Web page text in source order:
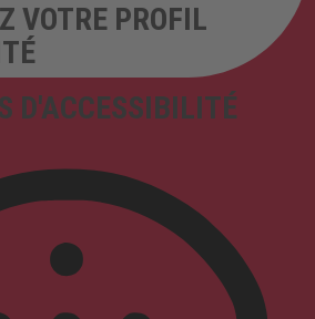
D'ACCESSIBILITÉ
VOTRE PROFIL